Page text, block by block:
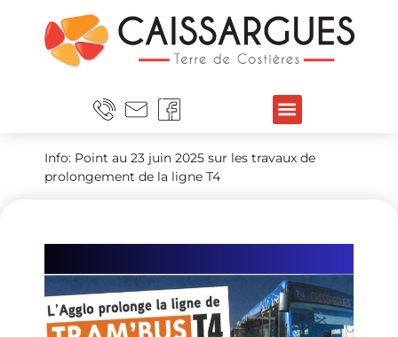
Info: Point au 23 juin 2025 sur les travaux de
prolongement de la ligne T4